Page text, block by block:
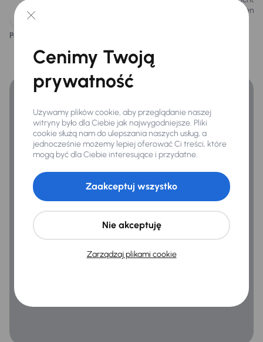
Kontrola tlaku v pneumatikách
Hf
silnik
Podoba ci się ten opis?
Finansowanie
Zyskaj lepsze warunki finansowania niż v banku.
Cenimy Twoją
prywatność
Używamy plików cookie, aby przeglądanie naszej
witryny było dla Ciebie jak najwygodniejsze. Pliki
cookie służą nam do ulepszania naszych usług, a
jednocześnie możemy lepiej oferować Ci treści, które
mogą być dla Ciebie interesujące i przydatne.
Zarządzaj plikami cookie
Nie akceptuję
Zaakceptuj wszystko